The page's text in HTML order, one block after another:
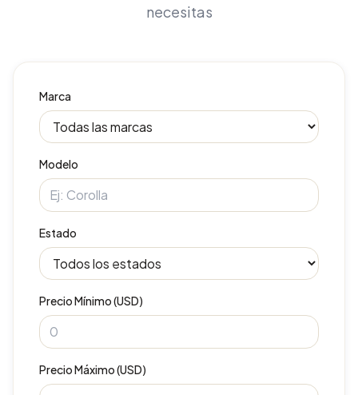
necesitas
Marca
Modelo
Estado
Precio Mínimo (USD)
Precio Máximo (USD)